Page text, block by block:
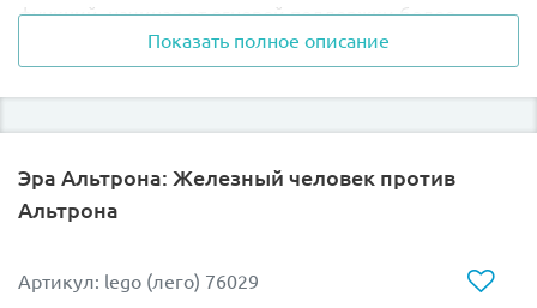
функций, начиная от огневой поддержки более
крупных боевых единиц и заканчивая тотальным
уничтожением противника. Вооружение было
представлено тяжёлыми противопехотными пушками
и мощным противотанковым орудием,
Также в наборе Вы найдёте минифигурку дроида-
Показать полное описание
Эра Альтрона: Железный человек против
Альтрона
Артикул: lego (лего) 76029